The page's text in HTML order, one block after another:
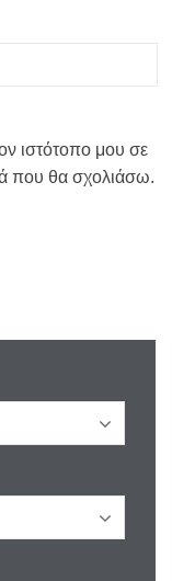
ιστότοπο μου σε
που θα σχολιάσω.